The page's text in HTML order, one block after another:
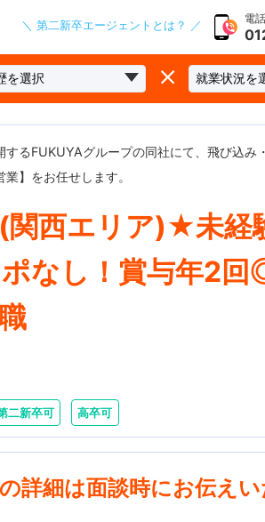
＼ 第二新卒エージェントとは？ ／ 電
るFUKUYAグループの同社にて、飛び込み
】をお任せします。
西エリア)★未経
なし！賞与年2
二新卒可 高卒可
詳細は面談時にお伝え